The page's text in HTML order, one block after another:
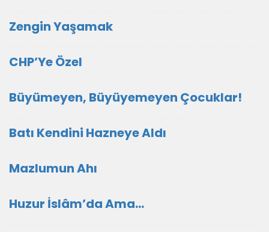
Zengin Yaşamak
CHP’Ye Özel
Büyümeyen, Büyüyemeyen Çocuklar!
Batı Kendini Hazneye Aldı
Mazlumun Ahı
Huzur İslâm’da Ama…